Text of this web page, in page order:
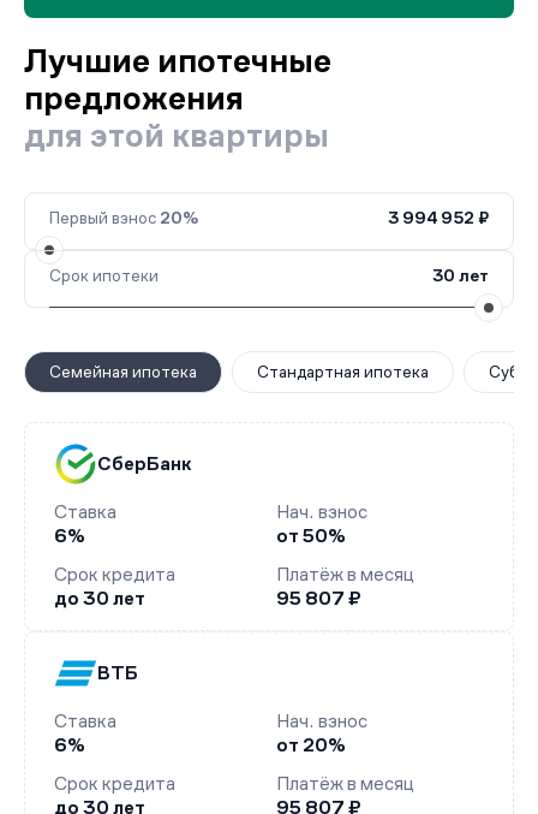
Лучшие ипотечные
предложения
для этой квартиры
Первый взнос 20% 3 994 952 ₽
Срок ипотеки 30 лет
Семейная ипотека Стандартная ипотека
СберБанк
Ставка
6%
Нач. взнос
от 50%
Срок кредита
до 30 лет
Платёж в месяц
95 807 ₽
ВТБ
Ставка
6%
Нач. взнос
от 20%
Срок кредита
до 30 лет
Платёж в месяц
95 807 ₽